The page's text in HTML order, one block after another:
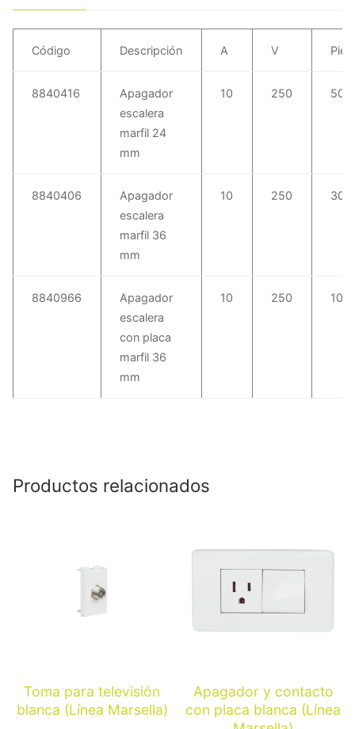
Código Descripción A V
8840416
Apagador
escalera
marfil 24
mm
10 250 50
8840406
Apagador
escalera
marfil 36
mm
10 250 30
8840966
Apagador
escalera
con placa
marfil 36
mm
10 250 10
Productos relacionados
Toma para televisión
blanca (Línea Marsella)
Apagador y contacto
con placa blanca (Línea